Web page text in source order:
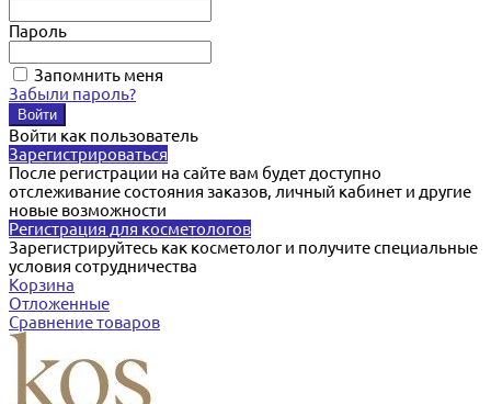
Пароль
Запомнить меня
Забыли пароль?
Войти как пользователь
Зарегистрироваться
После регистрации на сайте вам будет доступно
отслеживание состояния заказов, личный кабинет и другие
новые возможности
Регистрация для косметологов
Зарегистрируйтесь как косметолог и получите специальные
условия сотрудничества
Корзина
Отложенные
Сравнение товаров